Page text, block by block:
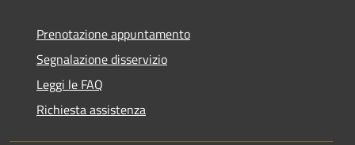
Prenotazione appuntamento
Segnalazione disservizio
Leggi le FAQ
Richiesta assistenza